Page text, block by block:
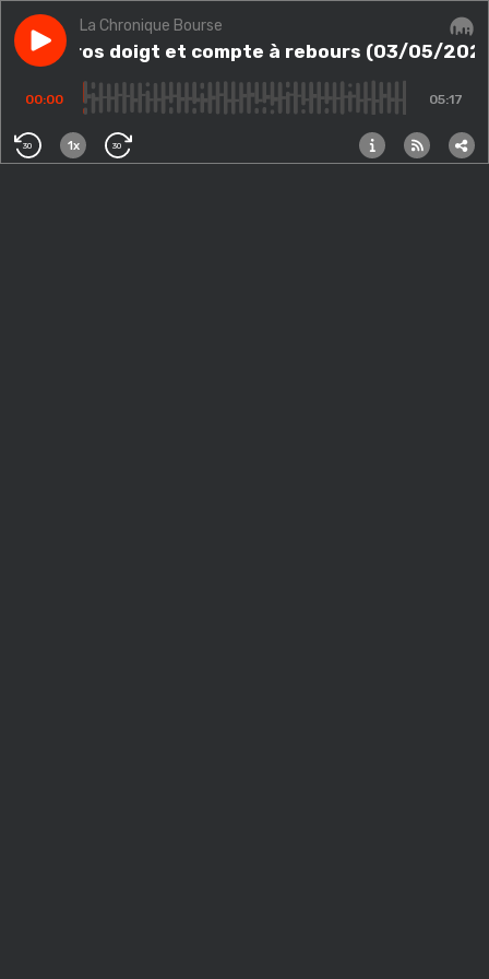
Play episode395: Gros doigt et compte à rebours (03/05/2022)
La Chronique Bourse
395: Gros doigt et compte à rebours (03/05/
00:00 05:17
30 1x 30